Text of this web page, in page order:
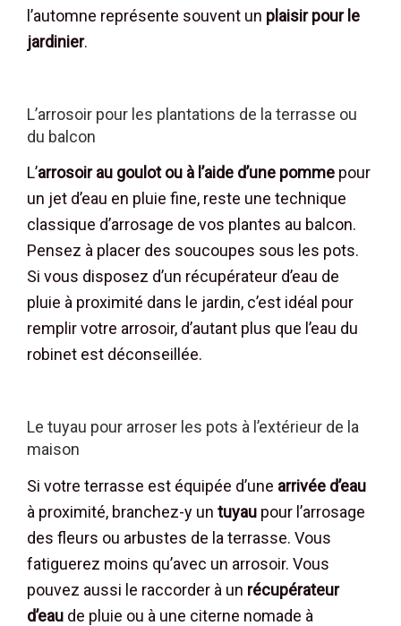
l’automne représente souvent un plaisir pour le
jardinier.
L’arrosoir pour les plantations de la terrasse ou
du balcon
L’arrosoir au goulot ou à l’aide d’une pomme pour
un jet d’eau en pluie fine, reste une technique
classique d’arrosage de vos plantes au balcon.
Pensez à placer des soucoupes sous les pots.
Si vous disposez d’un récupérateur d’eau de
pluie à proximité dans le jardin, c’est idéal pour
remplir votre arrosoir, d’autant plus que l’eau du
robinet est déconseillée.
Le tuyau pour arroser les pots à l’extérieur de la
maison
Si votre terrasse est équipée d’une arrivée d’eau
à proximité, branchez-y un tuyau pour l’arrosage
des fleurs ou arbustes de la terrasse. Vous
fatiguerez moins qu’avec un arrosoir. Vous
pouvez aussi le raccorder à un récupérateur
d’eau de pluie ou à une citerne nomade à